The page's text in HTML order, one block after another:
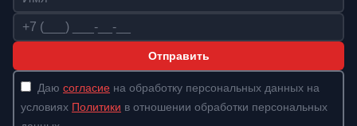
Телефон
Отправить
Даю согласие на обработку персональных данных на
условиях Политики в отношении обработки персональных